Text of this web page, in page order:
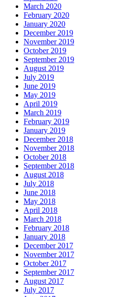
March 2020
February 2020
January 2020
December 2019
November 2019
October 2019
September 2019
August 2019
July 2019
June 2019
May 2019
April 2019
March 2019
February 2019
January 2019
December 2018
November 2018
October 2018
September 2018
August 2018
July 2018
June 2018
May 2018
April 2018
March 2018
February 2018
January 2018
December 2017
November 2017
October 2017
September 2017
August 2017
July 2017